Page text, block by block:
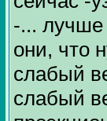
-... лучше
они, что
слабый
слабый